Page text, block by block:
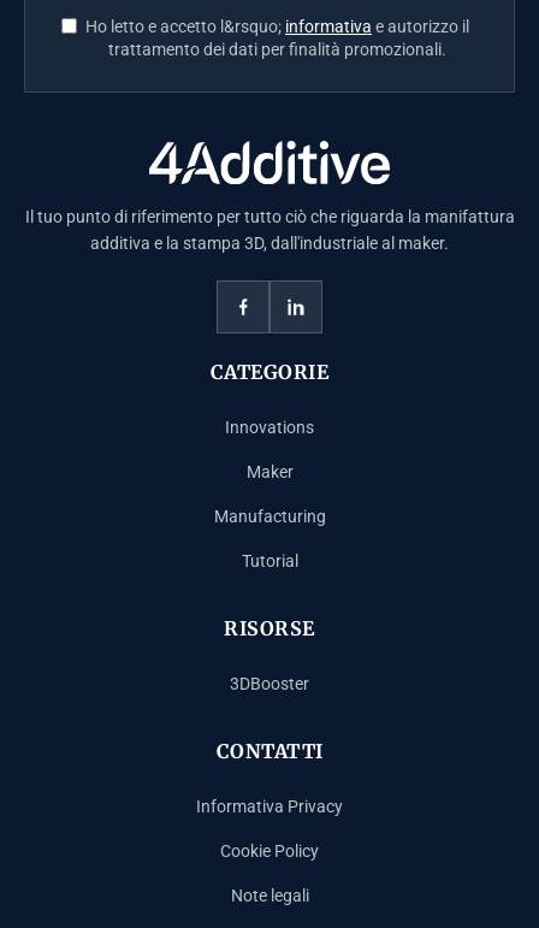
Ho letto e accetto l&rsquo; informativa e autorizzo il
trattamento dei dati per finalità promozionali.
Il tuo punto di riferimento per tutto ciò che riguarda la manifattura
additiva e la stampa 3D, dall'industriale al maker.
CATEGORIE
Innovations
Maker
Manufacturing
Tutorial
RISORSE
3DBooster
CONTATTI
Informativa Privacy
Cookie Policy
Note legali